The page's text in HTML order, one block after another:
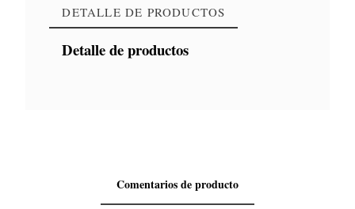
DETALLE DE PRODUCTOS
Detalle de productos
Comentarios de producto